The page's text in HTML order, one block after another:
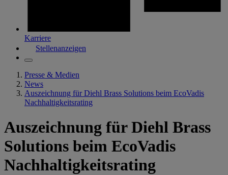
Karriere
Stellenanzeigen
Presse & Medien
News
Auszeichnung für Diehl Brass Solutions beim EcoVadis
Nachhaltigkeitsrating
Auszeichnung für Diehl Brass
Solutions beim EcoVadis
Nachhaltigkeitsrating